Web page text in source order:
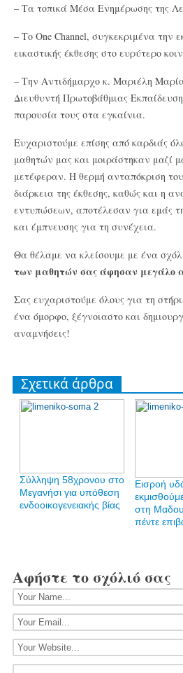
– Τα τοπικά Μέσα Ενημέρωσης της
– Το One Channel, συγκεκριμένα την
εικαστικής έκθεσης στο ευρύτερο
– Την Αντιδήμαρχο κ. Μαριέλη
Διευθυντή Πρωτοβάθμιας
παρουσία τους στα εγκαίνια.
Ευχαριστούμε επίσης από καρδιάς
μαθητών μας και μοιράστηκαν μαζί
μετέφεραν. Η θερμή ανταπόκριση
διάρκεια της έκθεσης, καθώς και η
εντυπώσεων, αποτέλεσαν για εμάς
και έμπνευσης για τη συνέχεια.
Θα θέλαμε να κλείσουμε με ένα
των μαθητών σας άφησαν μεγάλο
Σας ευχαριστούμε όλους για τη
ένα όμορφο, ξέγνοιαστο και
αναμνήσεις!
Σχετικά άρθρα
Σύλληψη 58χρονου στο
Μεγανήσι για υπόθεση
ενδοοικογενειακής βίας
Εισροή
στη
πέντε
Αφήστε το σχόλιό σας